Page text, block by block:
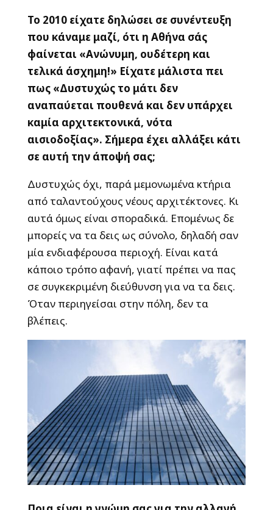
Το 2010 είχατε δηλώσει σε συνέντευξη
που κάναμε μαζί, ότι η Αθήνα σάς
φαίνεται «Ανώνυμη, ουδέτερη και
τελικά άσχημη!» Είχατε μάλιστα πει
πως «Δυστυχώς το μάτι δεν
αναπαύεται πουθενά και δεν υπάρχει
καμία αρχιτεκτονικά, νότα
αισιοδοξίας». Σήμερα έχει αλλάξει κάτι
σε αυτή την άποψή σας;
Δυστυχώς όχι, παρά μεμονωμένα κτήρια
από ταλαντούχους νέους αρχιτέκτονες. Κι
αυτά όμως είναι σποραδικά. Επομένως δε
μπορείς να τα δεις ως σύνολο, δηλαδή σαν
μία ενδιαφέρουσα περιοχή. Είναι κατά
κάποιο τρόπο αφανή, γιατί πρέπει να πας
σε συγκεκριμένη διεύθυνση για να τα δεις.
Όταν περιηγείσαι στην πόλη, δεν τα
βλέπεις.